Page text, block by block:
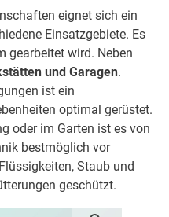
eignet sich ein
Einsatzgebiete. Es
gearbeitet wird. Neben
und Garagen.
ist ein
optimal gerüstet.
oder im Garten ist es von
bestmöglich vor
Staub und
geschützt.